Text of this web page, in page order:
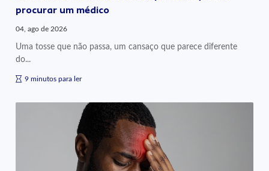
procurar um médico
04, ago de 2026
Uma tosse que não passa, um cansaço que parece diferente
do...
9 minutos para ler